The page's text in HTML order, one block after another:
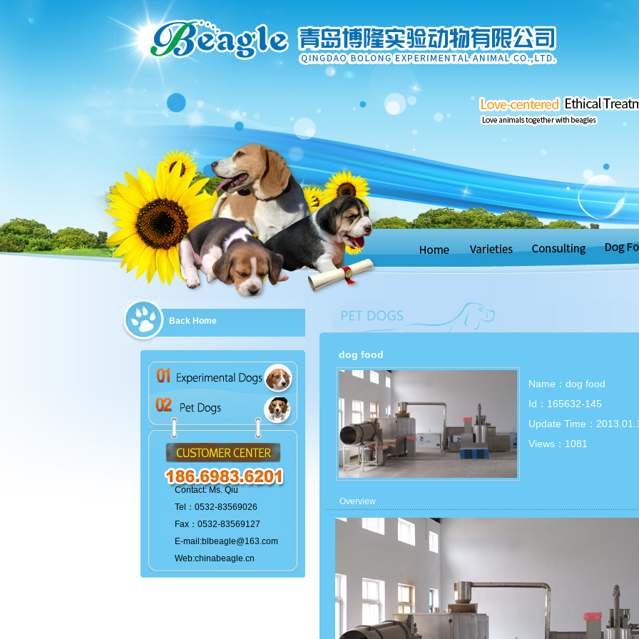
Back Home
Contact: Ms. Qiu
Tel：0532-83569026
Fax：0532-83569127
E-mail:blbeagle@163.com
Web:chinabeagle.cn
dog food
Name：dog food
Id：165632-145
Update Time：
Views： 1081
Overview